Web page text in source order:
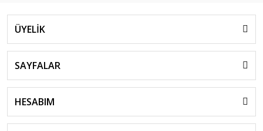
ÜYELİK
SAYFALAR
HESABIM